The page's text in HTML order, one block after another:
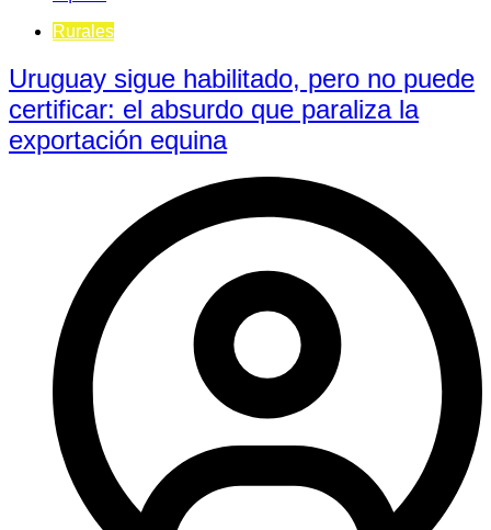
Rurales
Uruguay sigue habilitado, pero no puede
certificar: el absurdo que paraliza la
exportación equina